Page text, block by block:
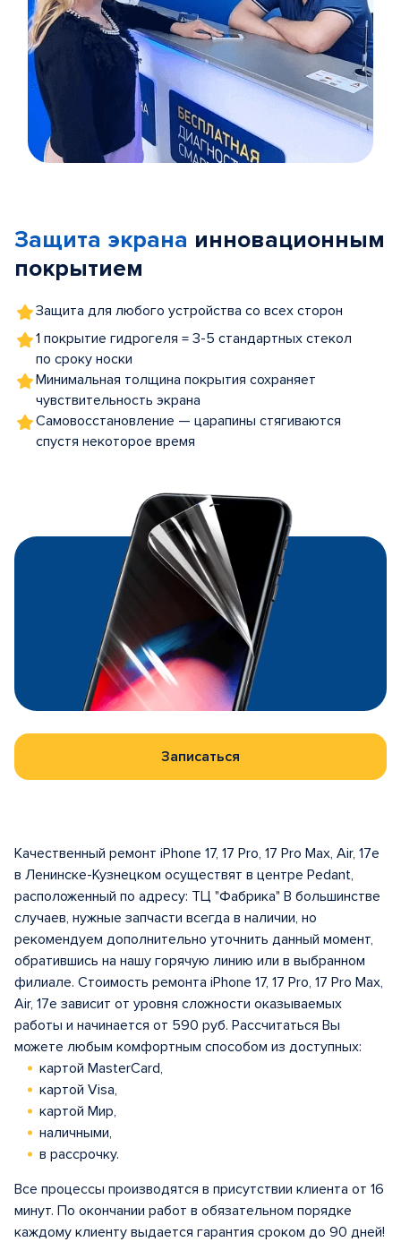
5
Защита экрана инновационным
покрытием
Защита для любого устройства со всех сторон
1 покрытие гидрогеля = 3-5 стандартных стекол
по сроку носки
Минимальная толщина покрытия сохраняет
чувствительность экрана
Самовосстановление — царапины стягиваются
спустя некоторое время
Записаться
Качественный ремонт iPhone 17, 17 Pro, 17 Pro Max, Air, 17e
в Ленинске-Кузнецком осуществят в центрe Pedant,
расположенный по адресу: ТЦ "Фабрика" В большинстве
случаев, нужные запчасти всегда в наличии, но
рекомендуем дополнительно уточнить данный момент,
обратившись на нашу горячую линию или в выбранном
филиале. Стоимость ремонта iPhone 17, 17 Pro, 17 Pro Max,
Air, 17e зависит от уровня сложности оказываемых
работы и начинается от 590 руб. Рассчитаться Вы
можете любым комфортным способом из доступных:
картой MasterCard,
картой Visa,
картой Мир,
наличными,
в рассрочку.
Все процессы производятся в присутствии клиента от 16
минут. По окончании работ в обязательном порядке
каждому клиенту выдается гарантия сроком до 90 дней!